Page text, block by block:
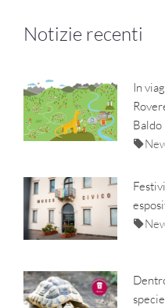
Notizie recenti
In
Baldo